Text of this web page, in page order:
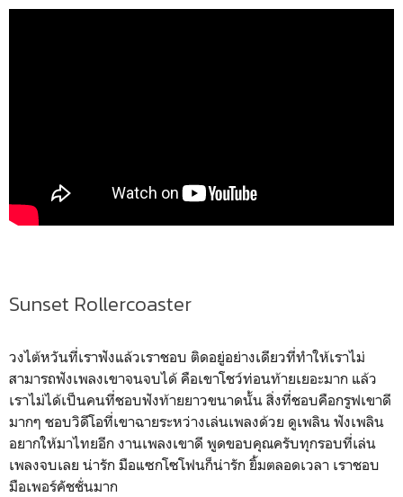
Sunset Rollercoaster
วงไต้หวันที่เราฟังแล้วเราชอบ ติดอยู่อย่างเดียวที่ทำให้เราไม่
สามารถฟังเพลงเขาจนจบได้ คือเขาโชว์ท่อนท้ายเยอะมาก แล้ว
เราไม่ได้เป็นคนที่ชอบฟังท้ายยาวขนาดนั้น สิ่งที่ชอบคือกรูฟเขาดี
มากๆ ชอบวิดีโอที่เขาฉายระหว่างเล่นเพลงด้วย ดูเพลิน ฟังเพลิน
อยากให้มาไทยอีก งานเพลงเขาดี พูดขอบคุณครับทุกรอบที่เล่น
เพลงจบเลย น่ารัก มือแซกโซโฟนก็น่ารัก ยิ้มตลอดเวลา เราชอบ
มือเพอร์คัชชั่นมาก